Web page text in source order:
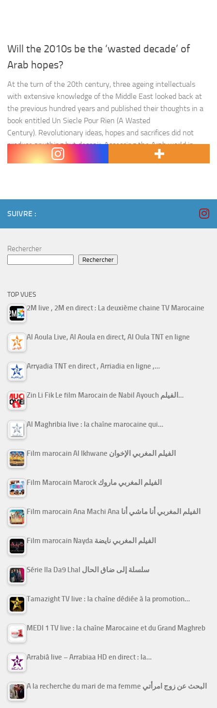
Will the 2010s be the ‘wasted decade’ of
Arab hopes?
At the turn of the 20th century, three ageing intellectuals
with extensive knowledge of the Middle East looked back at
the previous hundred years and published their thoughts in a
book entitled Un Siecle Pour Rien (A Wasted
Century). Revolutionary ideas, hopes and sacrifices did not
produce anything but despair. Assessing the Arab world in
SUIVRE :
Rechercher
Rechercher
TOP VUES
2M live , 2M en direct : La deuxième chaine TV Marocaine
Al Aoula Live, Al Aoula en direct, Al Oula TNT en ligne
Arryadia TNT en direct , Arriadia en ligne ,…
Zin Li Fik Le film Marocain de Nabil Ayouch الفيلم…
Al Maghribia live : la chaîne marocaine qui…
Film marocain Al Ikhwane الفيلم المغربي الإخوان
Film Marocain Marock الفيلم المغربي ماروك
Film marocain Ana Machi Ana الفيلم المغربي أنا ماشي أنا
Film marocain Nayda الفيلم المغربي نايضة
Série Ila Da9 Lhal سلسلة إلى ضاق الحال
Tamazight TV live : la chaîne dédiée à la promotion…
MEDI 1 TV live : la chaîne Marocaine et du Grand Maghreb
Arrabiâ live – Arrabiaa HD en direct : la…
A la recherche du mari de ma femme البحث عن زوج امرأتي